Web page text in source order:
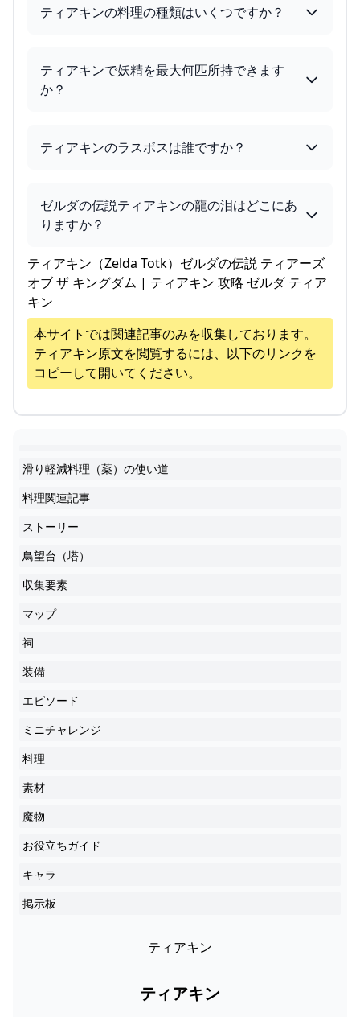
ティアキンの料理の種類はいくつですか？
ティアキンで妖精を最大何匹所持できます
か？
ティアキンのラスボスは誰ですか？
ゼルダの伝説ティアキンの龍の泪はどこにあ
りますか？
ティアキン（Zelda Totk）ゼルダの伝説 ティアーズ
オブ ザ キングダム | ティアキン 攻略 ゼルダ ティア
キン
本サイトでは関連記事のみを収集しております。
ティアキン原文を閲覧するには、以下のリンクを
コピーして開いてください。
滑り軽減料理（薬）の使い道
料理関連記事
ストーリー
鳥望台（塔）
収集要素
マップ
祠
装備
エピソード
ミニチャレンジ
料理
素材
魔物
お役立ちガイド
キャラ
掲示板
ティアキン
ティアキン